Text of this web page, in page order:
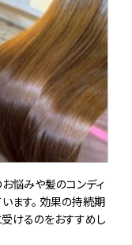
悩みや髪のコンディ
ます。 効果の持続期
けるのをおすすめし